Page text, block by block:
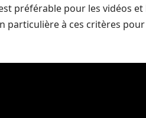
préférable pour les vidéos
particulière à ces critères